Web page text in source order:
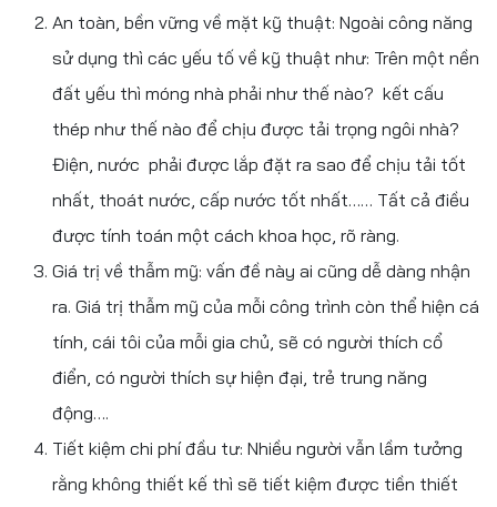
An toàn, bền vững về mặt kỹ thuật: Ngoài công năng
sử dụng thì các yếu tố về kỹ thuật như: Trên một nền
đất yếu thì móng nhà phải như thế nào? kết cấu
thép như thế nào để chịu được tải trọng ngôi nhà?
Điện, nước phải được lắp đặt ra sao để chịu tải tốt
nhất, thoát nước, cấp nước tốt nhất…… Tất cả điều
được tính toán một cách khoa học, rõ ràng.
Giá trị về thẫm mỹ: vấn đề này ai cũng dễ dàng nhận
ra. Giá trị thẫm mỹ của mỗi công trình còn thể hiện cá
tính, cái tôi của mỗi gia chủ, sẽ có người thích cổ
điển, có người thích sự hiện đại, trẻ trung năng
động….
Tiết kiệm chi phí đầu tư: Nhiều người vẫn lầm tưởng
rằng không thiết kế thì sẽ tiết kiệm được tiền thiết